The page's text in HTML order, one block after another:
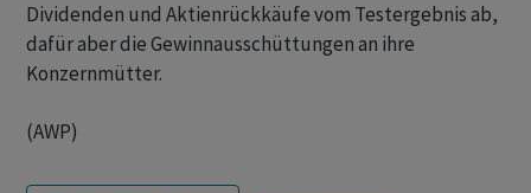
Dividenden und Aktienrückkäufe vom Testergebnis ab,
dafür aber die Gewinnausschüttungen an ihre
Konzernmütter.
(AWP)